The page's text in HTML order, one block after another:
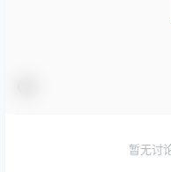
暂无讨